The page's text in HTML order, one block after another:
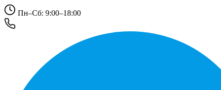
Пн–Сб: 9:00–18:00